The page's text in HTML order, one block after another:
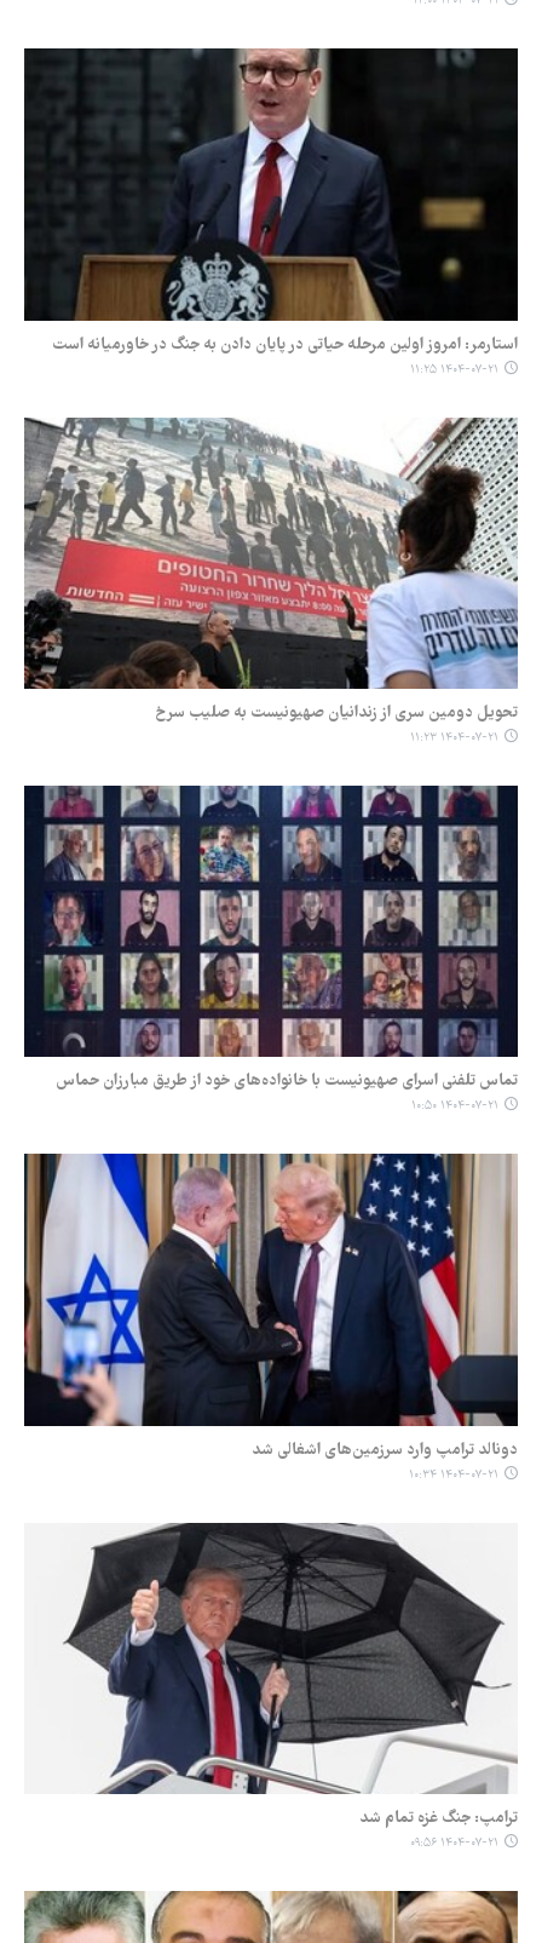
استارمر: امروز اولین مرحله حیاتی در پایان دادن به جنگ در خاورمیانه است
۱۴۰۴-۰۷-۲۱ ۱۱:۲۵
تحویل دومین سری از زندانیان صهیونیست به صلیب سرخ
۱۴۰۴-۰۷-۲۱ ۱۱:۲۳
تماس تلفنی اسرای صهیونیست با خانواده‌های خود از طریق مبارزان حماس
۱۴۰۴-۰۷-۲۱ ۱۰:۵۰
دونالد ترامپ وارد سرزمین‌های اشغالی شد
۱۴۰۴-۰۷-۲۱ ۱۰:۳۴
ترامپ: جنگ غزه تمام شد
۱۴۰۴-۰۷-۲۱ ۰۹:۵۶